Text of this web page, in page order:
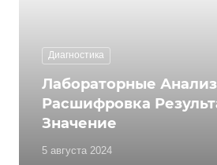
Диагностика
5 августа 2024
Лабораторные
Расшифровка
Значение